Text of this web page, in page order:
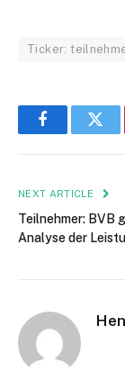
Ticker:
Facebook
NEXT ARTICLE
Teilnehmer: BVB
Analyse der